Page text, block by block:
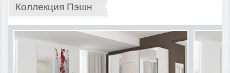
Коллекция Пэшн